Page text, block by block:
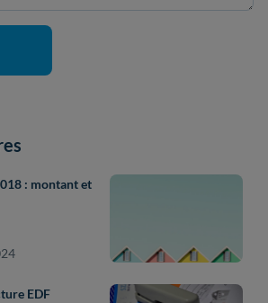
: montant et
EDF